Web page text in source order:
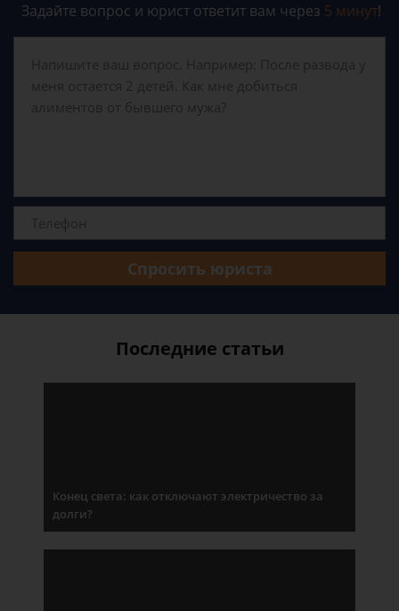
Задайте вопрос и юрист ответит вам через 5 минут!
Спросить юриста
Последние статьи
Конец света: как отключают электричество за
долги?